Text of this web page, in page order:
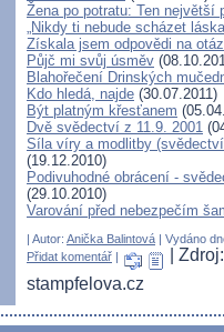
Žena po potratu: Ten největší
„Nikdy ti nebude scházet
Získala jsem odpovědi na
Půjč mi svůj úsměv
Blahořečení Drinských
Kdo hledá, najde (30.07.2011)
Být platným křesťanem
Dvě svědectví z 11.9. 2001
Síla víry a modlitby
(19.12.2010)
Podivuhodné obrácení -
(29.10.2010)
Varování před nebezpečím
| Autor: Anička Balintová | Vydáno
Přidat komentář |
|
stampfelova.cz